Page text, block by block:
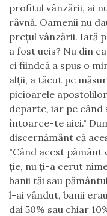
profitul vânzării, ai
râvnă. Oamenii nu
preţul vânzării. Iată
a fost ucis? Nu din
ci fiindcă a spus o
alţii, a tăcut pe măsur
picioarele
departe, iar pe când
întoarce-te aici."
discernământ că
"Când acest pământ
ţie, nu ţi-a cerut
banii tăi sau pămâ
l-ai vândut, banii
dai 50% sau chiar